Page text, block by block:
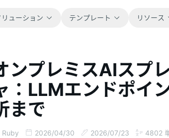
リューション テンプレート
すべて
すぐに使えるスプレッドシートテンプレー
トをすべて閲覧できます。
金融
予算、予測、レポート、財務分析に対応し
リソース
ブログ
製品アップデート、事例
ヒントを紹介します。
実際の表計算業務向けの
ンプレミスAIスプ
：LLMエンドポイ
まで
Ruby 2026/04/30 2026/07/23 4802